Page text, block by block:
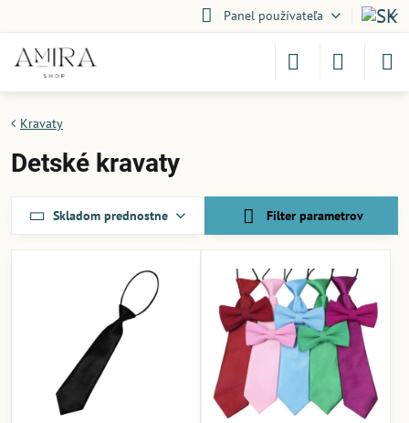
Panel používateľa
Kravaty
Detské kravaty
Skladom prednostne Filter parametrov